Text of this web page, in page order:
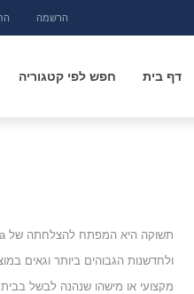
הרשמה
דף בית חפש לפי קטגוריה